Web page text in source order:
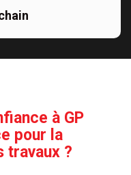
à GP
pour la
travaux ?